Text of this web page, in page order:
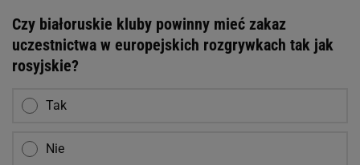
Czy białoruskie kluby powinny mieć zakaz
uczestnictwa w europejskich rozgrywkach tak jak
rosyjskie?
Tak
Nie